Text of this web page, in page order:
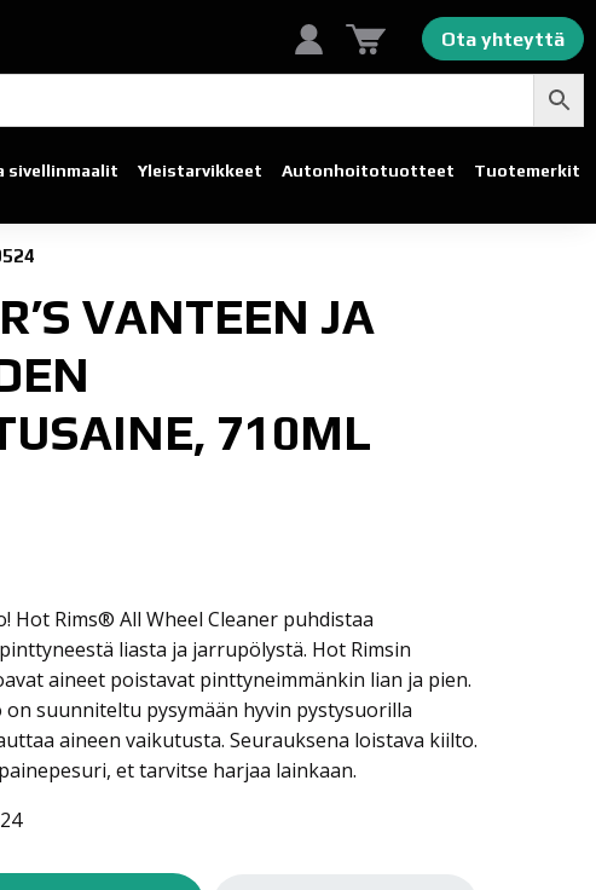
Ota yhteyttä
sivellinmaalit Yleistarvikkeet Autonhoito­tuotteet Tuotemerkit
VANTEEN JA
710ML
Hot Rims® All Wheel Cleaner puhdistaa
liasta ja jarrupölystä. Hot Rimsin
aineet poistavat pinttyneimmänkin lian ja pien.
on suunniteltu pysymään hyvin pystysuorilla
aineen vaikutusta. Seurauksena loistava kiilto.
et tarvitse harjaa lainkaan.